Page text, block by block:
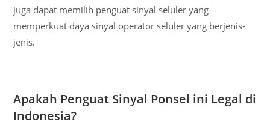
juga dapat memilih penguat sinyal seluler yang
memperkuat daya sinyal operator seluler yang berjenis-
jenis.
Apakah Penguat Sinyal Ponsel ini Legal di
Indonesia?